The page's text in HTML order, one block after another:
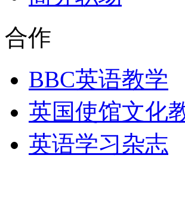
合作
BBC英语教学
英国使馆文化
英语学习杂志